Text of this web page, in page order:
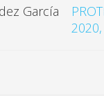
García
2020,